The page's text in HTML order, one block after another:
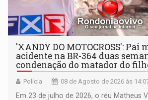
'XANDY DO MOTOCROSS': Pai
acidente na BR-364 duas
condenação do matador do
Polícia 08 de Agosto de 2026 às
Em 23 de julho de 2026, o réu Matheus